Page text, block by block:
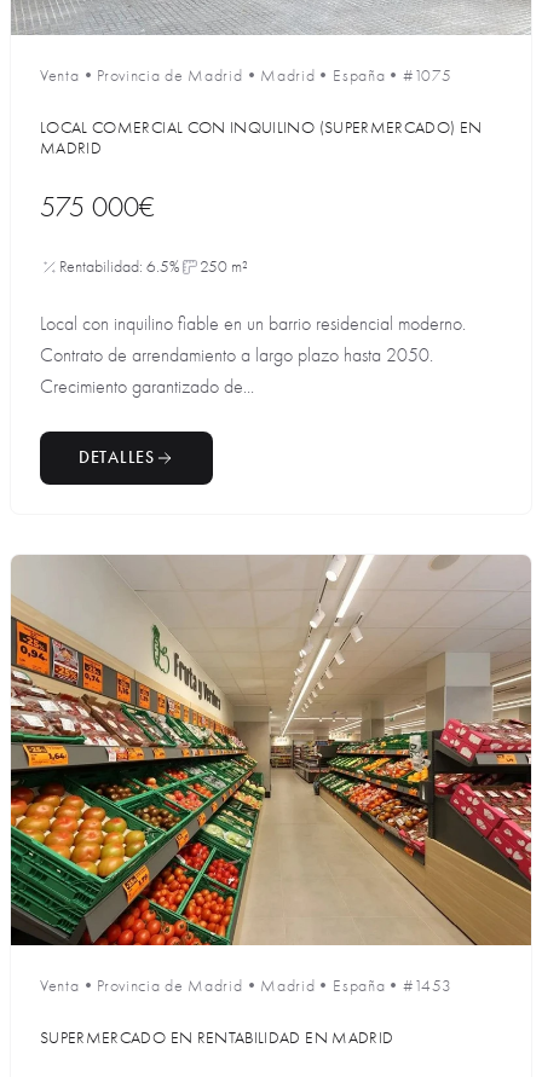
Venta • Provincia de Madrid • Madrid • España •#1075
LOCAL COMERCIAL CON INQUILINO (SUPERMERCADO) EN
MADRID
575 000€
Rentabilidad: 6.5% 250 m²
Local con inquilino fiable en un barrio residencial moderno.
Contrato de arrendamiento a largo plazo hasta 2050.
Crecimiento garantizado de...
DETALLES
Venta • Provincia de Madrid • Madrid • España •#1453
SUPERMERCADO EN RENTABILIDAD EN MADRID